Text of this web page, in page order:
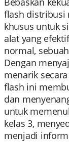
flash distribusi
khusus untuk
alat yang
normal,
Dengan
menarik
flash ini
dan
untuk
kelas 3,
menjadi